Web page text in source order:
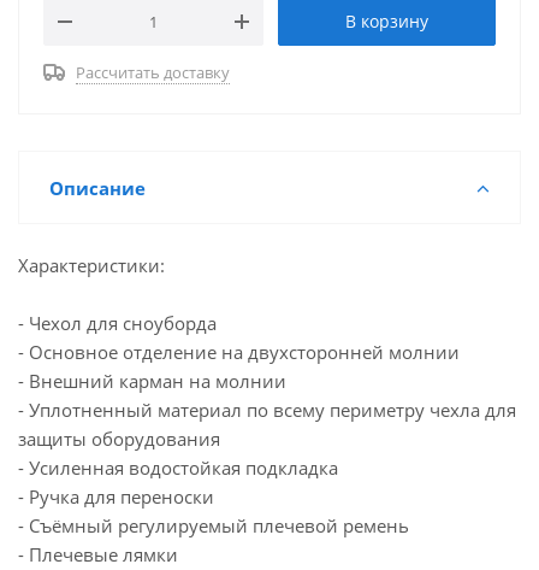
В корзину
Рассчитать доставку
Описание
Характеристики:
- Чехол для сноуборда
- Основное отделение на двухсторонней молнии
- Внешний карман на молнии
- Уплотненный материал по всему периметру чехла для
защиты оборудования
- Усиленная водостойкая подкладка
- Ручка для переноски
- Съёмный регулируемый плечевой ремень
- Плечевые лямки